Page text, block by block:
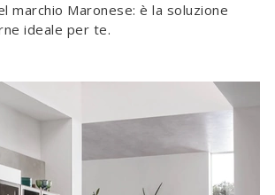
marchio Maronese: è la soluzione
ideale per te.